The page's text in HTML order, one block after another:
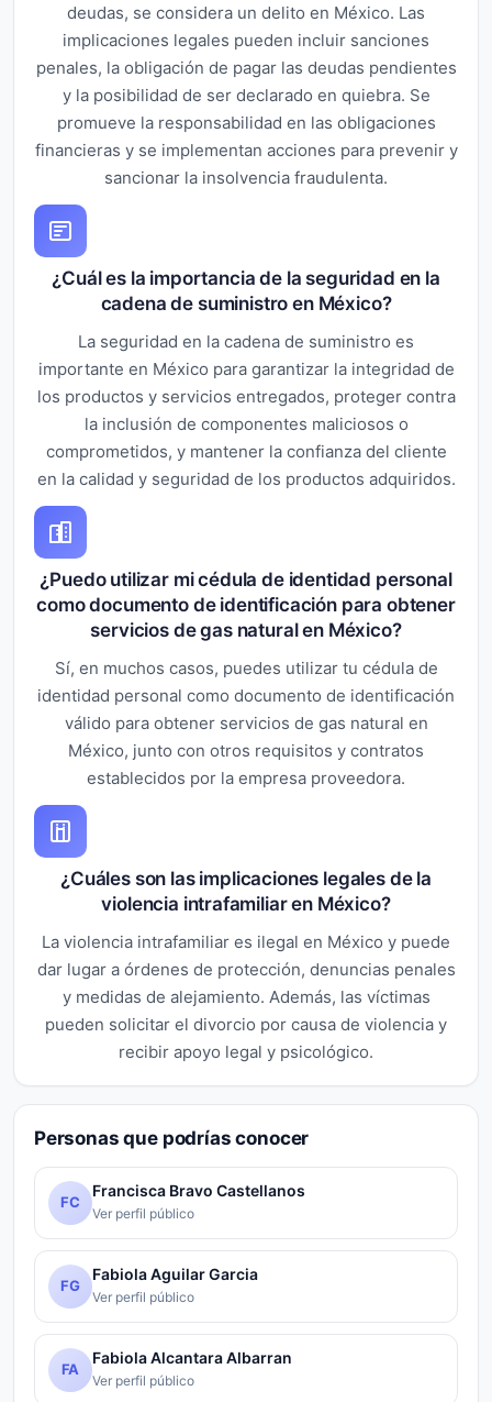
deudas, se considera un delito en México. Las
implicaciones legales pueden incluir sanciones
penales, la obligación de pagar las deudas pendientes
y la posibilidad de ser declarado en quiebra. Se
promueve la responsabilidad en las obligaciones
financieras y se implementan acciones para prevenir y
sancionar la insolvencia fraudulenta.
¿Cuál es la importancia de la seguridad en la
cadena de suministro en México?
La seguridad en la cadena de suministro es
importante en México para garantizar la integridad de
los productos y servicios entregados, proteger contra
la inclusión de componentes maliciosos o
comprometidos, y mantener la confianza del cliente
en la calidad y seguridad de los productos adquiridos.
¿Puedo utilizar mi cédula de identidad personal
como documento de identificación para obtener
servicios de gas natural en México?
Sí, en muchos casos, puedes utilizar tu cédula de
identidad personal como documento de identificación
válido para obtener servicios de gas natural en
México, junto con otros requisitos y contratos
establecidos por la empresa proveedora.
¿Cuáles son las implicaciones legales de la
violencia intrafamiliar en México?
La violencia intrafamiliar es ilegal en México y puede
dar lugar a órdenes de protección, denuncias penales
y medidas de alejamiento. Además, las víctimas
pueden solicitar el divorcio por causa de violencia y
recibir apoyo legal y psicológico.
Personas que podrías conocer
FC
Francisca Bravo Castellanos
Ver perfil público
FG
Fabiola Aguilar Garcia
Ver perfil público
FA
Fabiola Alcantara Albarran
Ver perfil público